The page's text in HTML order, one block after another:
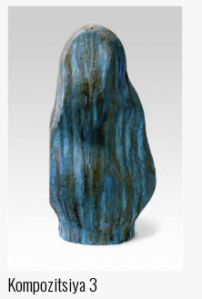
Kompozitsiya 3